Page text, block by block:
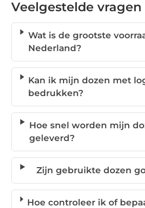
Veelgestelde vragen
Wat is de grootste
Nederland?
Kan ik mijn dozen met
bedrukken?
Hoe snel worden mijn
geleverd?
Zijn gebruikte dozen
Hoe controleer ik of